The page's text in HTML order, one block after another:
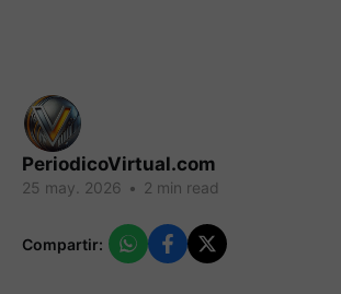
PeriodicoVirtual.com
25 may. 2026 • 2 min read
Compartir: